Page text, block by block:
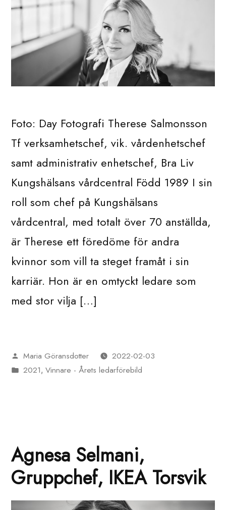
Foto: Day Fotografi Therese Salmonsson
Tf verksamhetschef, vik. vårdenhetschef
samt administrativ enhetschef, Bra Liv
Kungshälsans vårdcentral Född 1989 I sin
roll som chef på Kungshälsans
vårdcentral, med totalt över 70 anställda,
är Therese ett föredöme för andra
kvinnor som vill ta steget framåt i sin
karriär. Hon är en omtyckt ledare som
med stor vilja […]
Publicerat
av
Maria Göransdotter 2022-02-03
Publicerat
2021, Vinnare - Årets ledarförebild
Agnesa Selmani,
Gruppchef, IKEA Torsvik